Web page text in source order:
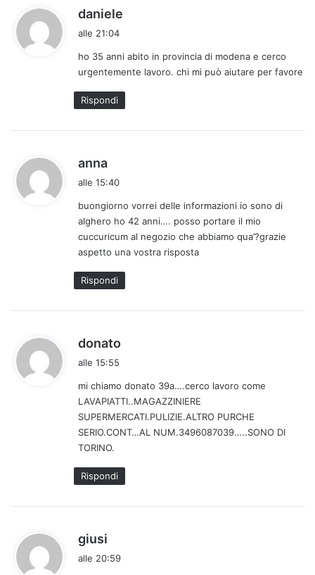
daniele
e
t
t
o
alle 21:04
ho 35 anni abito in provincia di modena e cerco
urgentemente lavoro. chi mi può aiutare per favore
Rispondi
anna
e
t
t
o
:
alle 15:40
buongiorno vorrei delle informazioni io sono di
alghero ho 42 anni…. posso portare il mio
cuccuricum al negozio che abbiamo qua’?grazie
aspetto una vostra risposta
Rispondi
donato
e
t
t
o
alle 15:55
mi chiamo donato 39a….cerco lavoro come
LAVAPIATTI..MAGAZZINIERE
SUPERMERCATI.PULIZIE.ALTRO PURCHE
SERIO.CONT…AL NUM.3496087039…..SONO DI
TORINO.
Rispondi
giusi
alle 20:59